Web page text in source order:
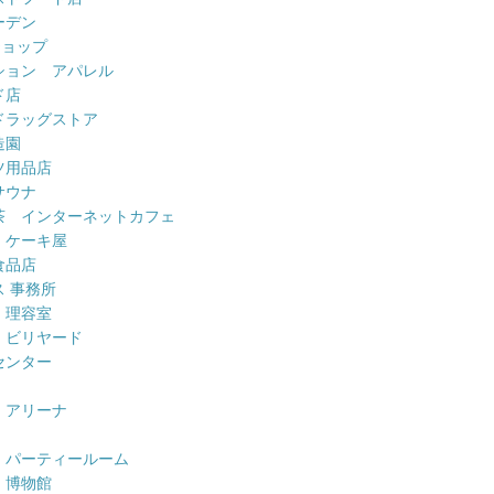
デン
ップ
ョン アパレル
店
ッグストア
用品店
ナ
インターネットカフェ
ーキ屋
品店
事務所
容室
リヤード
ンター
リーナ
ーティールーム
物館